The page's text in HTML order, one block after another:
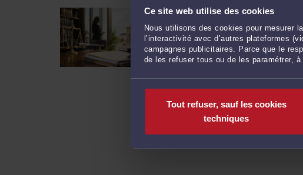
Ce site web utilise des cookies
Nous utilisons des cookies pour mesurer
l’interactivité avec d’autres plateformes
campagnes publicitaires. Parce que le
de les refuser tous ou de les paramétrer,
Tout refuser, sauf les cookies
techniques
LICENCIEMENT NUL APRÈS
APRÈS SEPT ANS DE PROCÉDURE
ParOlivier BONGRANDle 20/06/2026
Un salarié ne peut pas être
dans l’entreprise Par un arrêt
pas être licencié parce qu’il a ...Lire